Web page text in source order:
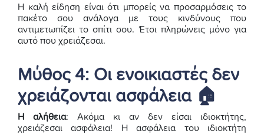
Η καλή είδηση είναι ότι μπορείς να προσαρμόσεις το
πακέτο σου ανάλογα με τους κινδύνους που
αντιμετωπίζει το σπίτι σου. Έτσι πληρώνεις μόνο για
αυτό που χρειάζεσαι.
Μύθος 4: Οι ενοικιαστές δεν
χρειάζονται ασφάλεια 🏠
Η αλήθεια: Ακόμα κι αν δεν είσαι ιδιοκτήτης,
χρειάζεσαι ασφάλεια! Η ασφάλεια του ιδιοκτήτη